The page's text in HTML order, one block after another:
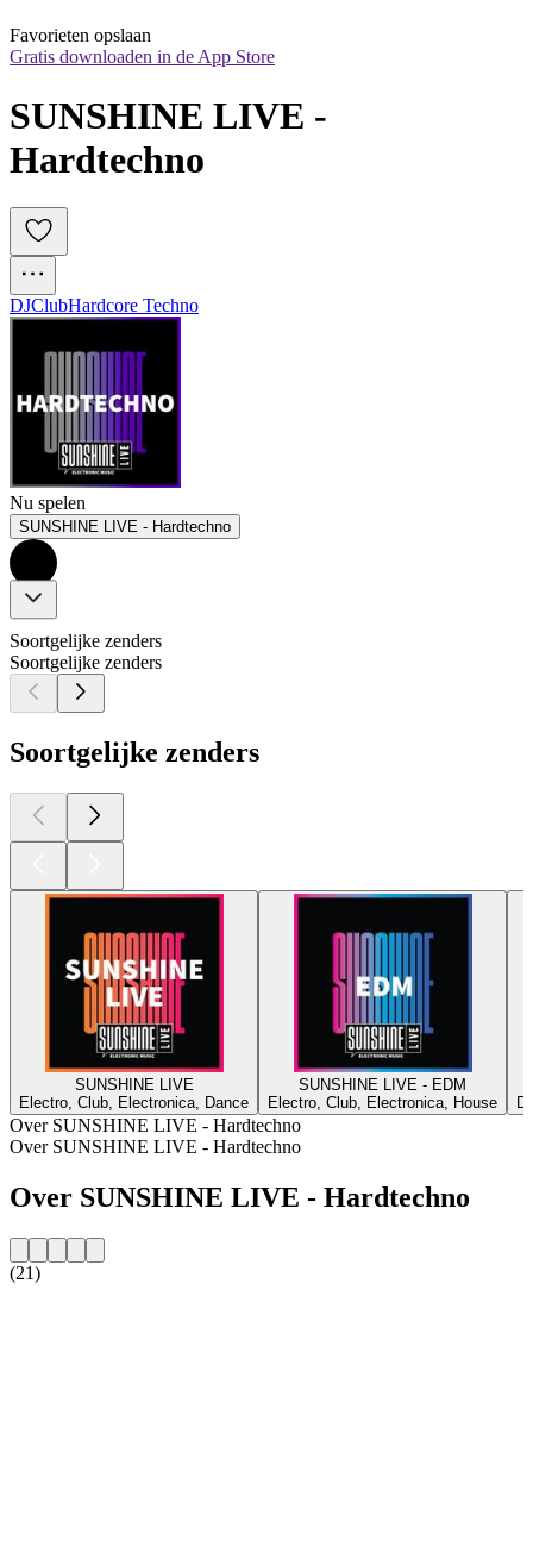
Favorieten opslaan
Gratis downloaden in de App Store
SUNSHINE LIVE -
Hardtechno
DJClubHardcore Techno
Nu spelen
SUNSHINE LIVE - Hardtechno
Soortgelijke zenders
Soortgelijke zenders
Soortgelijke zenders
SUNSHINE LIVE
Electro, Club, Electronica, Dance
SUNSHINE LIVE - EDM
Electro, Club, Electronica, House
Over SUNSHINE LIVE - Hardtechno
Over SUNSHINE LIVE - Hardtechno
Over SUNSHINE LIVE - Hardtechno
(21)